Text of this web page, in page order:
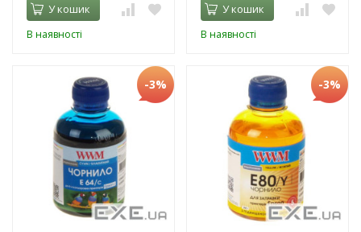
У кошик
В наявності
У кошик
В наявності
-3% -3%